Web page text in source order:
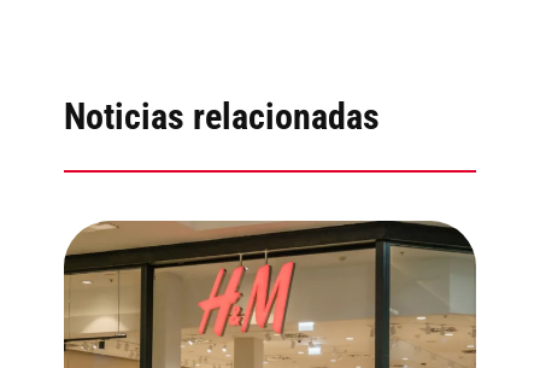
Noticias relacionadas